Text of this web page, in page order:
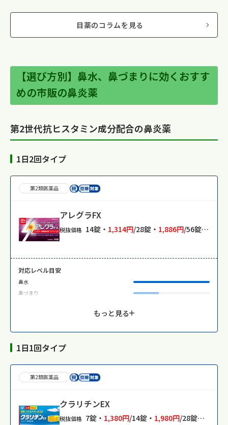
目薬のコラムを見る
【選び方別】鼻水、鼻づまりに効くおすす
めの市販の鼻炎薬
第2世代抗ヒスタミン成分配合の鼻炎薬
1日2回タイプ
第2類医薬品
アレグラFX
税抜価格 14錠・ 1,314円/28錠・ 1,886円/56錠・
対応レベル目安
鼻水
鼻づまり
もっと見る
1日1回タイプ
第2類医薬品
クラリチンEX
税抜価格 7錠・ 1,380円/14錠・ 1,980円/28錠・